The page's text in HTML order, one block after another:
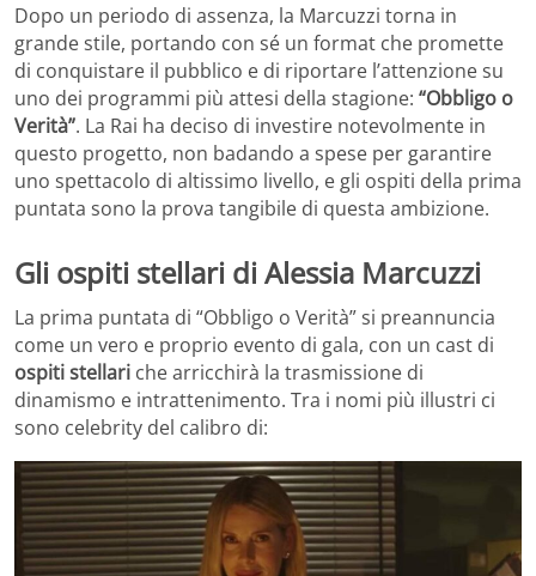
Dopo un periodo di assenza, la Marcuzzi torna in
grande stile, portando con sé un format che promette
di conquistare il pubblico e di riportare l’attenzione su
uno dei programmi più attesi della stagione: “Obbligo o
Verità”. La Rai ha deciso di investire notevolmente in
questo progetto, non badando a spese per garantire
uno spettacolo di altissimo livello, e gli ospiti della prima
puntata sono la prova tangibile di questa ambizione.
Gli ospiti stellari di Alessia Marcuzzi
La prima puntata di “Obbligo o Verità” si preannuncia
come un vero e proprio evento di gala, con un cast di
ospiti stellari che arricchirà la trasmissione di
dinamismo e intrattenimento. Tra i nomi più illustri ci
sono celebrity del calibro di: